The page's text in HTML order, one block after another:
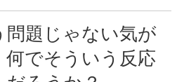
問題じゃない気が
何でそういう反応